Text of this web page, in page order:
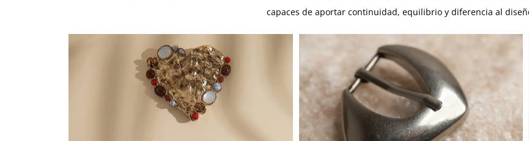
capaces de aportar continuidad, equilibrio y diferencia al